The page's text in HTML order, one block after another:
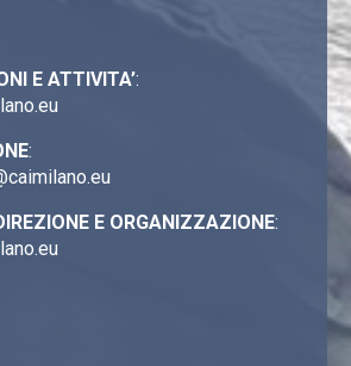
E ATTIVITA’:
:
E ORGANIZZAZIONE: